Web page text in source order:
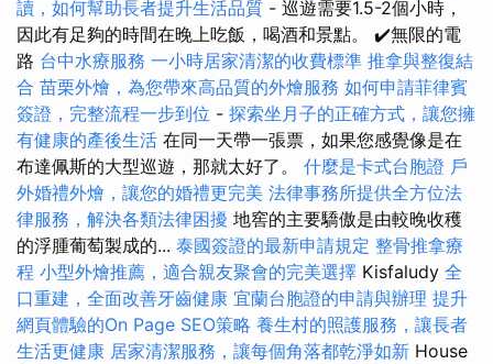
讀，如何幫助長者提升生活品質 - 巡遊需要1.5-2個小時，
因此有足夠的時間在晚上吃飯，喝酒和景點。 ✔️無限的電
路 台中水療服務 一小時居家清潔的收費標準 推拿與整復結
合 苗栗外燴，為您帶來高品質的外燴服務 如何申請菲律賓
簽證，完整流程一步到位 - 探索坐月子的正確方式，讓您擁
有健康的產後生活 在同一天帶一張票，如果您感覺像是在
布達佩斯的大型巡遊，那就太好了。 什麼是卡式台胞證 戶
外婚禮外燴，讓您的婚禮更完美 法律事務所提供全方位法
律服務，解決各類法律困擾 地窖的主要驕傲是由較晚收穫
的浮腫葡萄製成的... 泰國簽證的最新申請規定 整骨推拿療
程 小型外燴推薦，適合親友聚會的完美選擇 Kisfaludy 全
口重建，全面改善牙齒健康 宜蘭台胞證的申請與辦理 提升
網頁體驗的On Page SEO策略 養生村的照護服務，讓長者
生活更健康 居家清潔服務，讓每個角落都乾淨如新 House